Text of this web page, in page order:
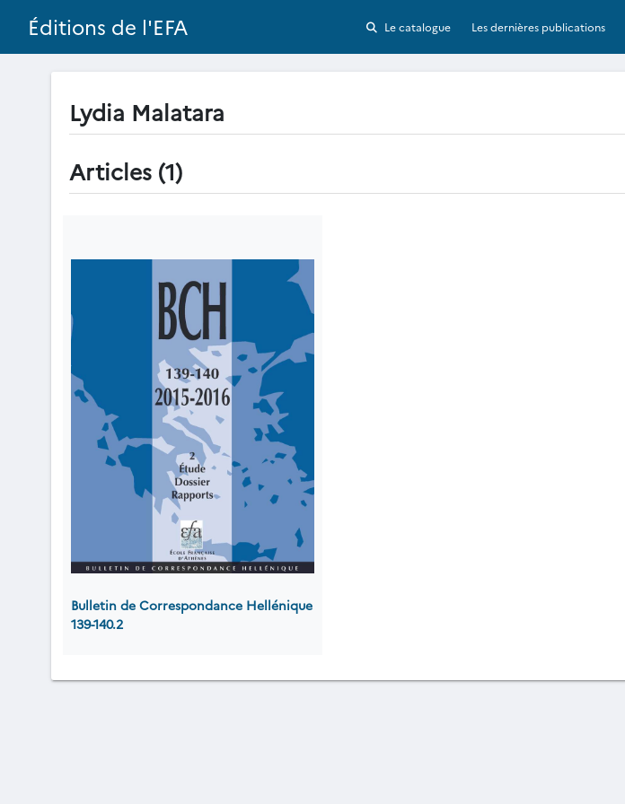
Éditions de l'EFA Le catalogue Les dernières publications
Lydia Malatara
Articles (1)
Bulletin de Correspondance Hellénique
139-140.2